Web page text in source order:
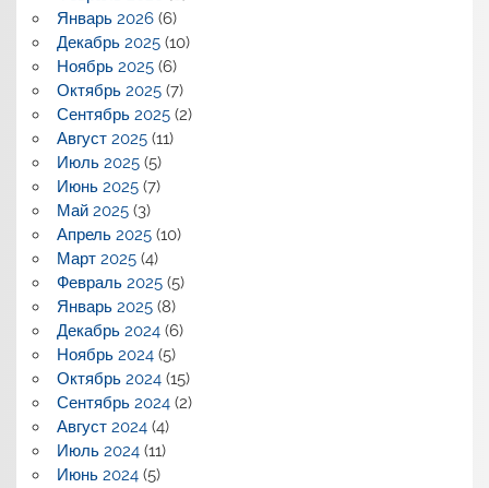
Январь 2026(6)
Декабрь 2025(10)
Ноябрь 2025(6)
Октябрь 2025(7)
Сентябрь 2025(2)
Август 2025(11)
Июль 2025(5)
Июнь 2025(7)
Май 2025(3)
Апрель 2025(10)
Март 2025(4)
Февраль 2025(5)
Январь 2025(8)
Декабрь 2024(6)
Ноябрь 2024(5)
Октябрь 2024(15)
Сентябрь 2024(2)
Август 2024(4)
Июль 2024(11)
Июнь 2024(5)